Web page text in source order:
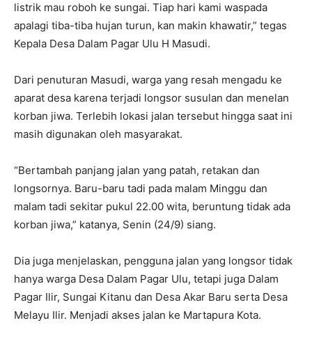
listrik mau roboh ke sungai. Tiap hari kami waspada
apalagi tiba-tiba hujan turun, kan makin khawatir,” tegas
Kepala Desa Dalam Pagar Ulu H Masudi.
Dari penuturan Masudi, warga yang resah mengadu ke
aparat desa karena terjadi longsor susulan dan menelan
korban jiwa. Terlebih lokasi jalan tersebut hingga saat ini
masih digunakan oleh masyarakat.
“Bertambah panjang jalan yang patah, retakan dan
longsornya. Baru-baru tadi pada malam Minggu dan
malam tadi sekitar pukul 22.00 wita, beruntung tidak ada
korban jiwa,” katanya, Senin (24/9) siang.
Dia juga menjelaskan, pengguna jalan yang longsor tidak
hanya warga Desa Dalam Pagar Ulu, tetapi juga Dalam
Pagar Ilir, Sungai Kitanu dan Desa Akar Baru serta Desa
Melayu Ilir. Menjadi akses jalan ke Martapura Kota.